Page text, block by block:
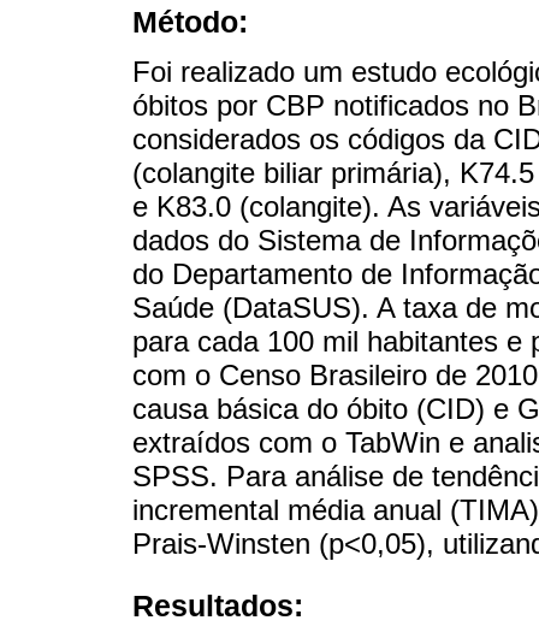
Método:
Foi realizado um estudo
óbitos por CBP notificados no
considerados os códigos da
(colangite biliar primária),
e K83.0 (colangite). As
dados do Sistema de
do Departamento de
Saúde (DataSUS). A taxa de
para cada 100 mil habitantes e
com o Censo Brasileiro de
causa básica do óbito (CID) e
extraídos com o TabWin e
SPSS. Para análise de
incremental média anual
Prais-Winsten (p<0,05),
Resultados: